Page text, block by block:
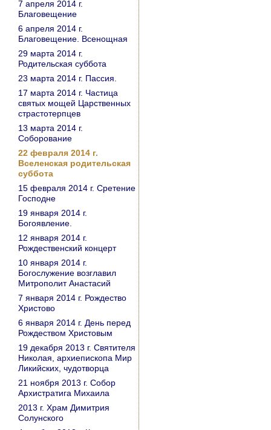
7 апреля 2014 г.
Благовещение
6 апреля 2014 г.
Благовещение. Всенощная
29 марта 2014 г.
Родительская суббота
23 марта 2014 г. Пассия.
17 марта 2014 г. Частица
святых мощей Царственных
страстотерпцев
13 марта 2014 г.
Соборование
22 февраля 2014 г.
Вселенская родительская
суббота
15 февраля 2014 г. Сретение
Господне
19 января 2014 г.
Богоявление.
12 января 2014 г.
Рождественский концерт
10 января 2014 г.
Богослужение возглавил
Митрополит Анастасий
7 января 2014 г. Рождество
Христово
6 января 2014 г. День перед
Рождеством Христовым
19 декабря 2013 г. Святителя
Николая, архиепископа Мир
Ликийских, чудотворца
21 ноября 2013 г. Собор
Архистратига Михаила
2013 г. Храм Димитрия
Солунского